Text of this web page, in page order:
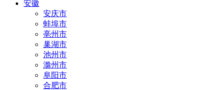
安徽
安庆市
蚌埠市
亳州市
巢湖市
池州市
滁州市
阜阳市
合肥市